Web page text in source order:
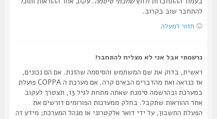
להתחבר שוב בקרוב.
חזור למעלה
נרשמתי אבל אני לא מצליח להתחבר!
ראשית, בדוק את שם המשתמש והסיסמה שהזנת. אם הם נכונים,
אז כנראה ואת מהדברים הבאים קרה. אם מערכת ה COPPA פועלת
במערכת ובהרשמה סימנת שאתה מתחת לגיל 13, תצטרך לעקוב
אחר ההוראות שתקבל. בחלק ממערכות הפורומים דורשים את
הפעלת החשבון, על ידי דואר אלקטרוני או מנהל המערכת; מידע זה